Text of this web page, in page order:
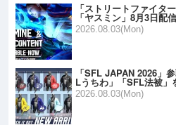
「ストリートファイタ
「ヤスミン」8月3日配
2026.08.03(Mon)
「SFL JAPAN 2026」
Lうちわ」「SFL法被
2026.08.03(Mon)